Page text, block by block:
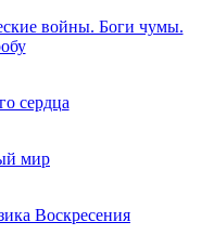
войны. Боги чумы.
сердца
мир
Воскресения